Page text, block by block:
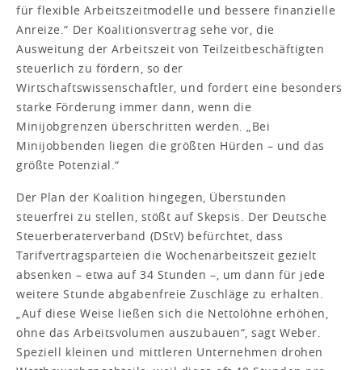
für flexible Arbeitszeitmodelle und bessere finanzielle
Anreize.“ Der Koalitionsvertrag sehe vor, die
Ausweitung der Arbeitszeit von Teilzeitbeschäftigten
steuerlich zu fördern, so der
Wirtschaftswissenschaftler, und fordert eine besonders
starke Förderung immer dann, wenn die
Minijobgrenzen überschritten werden. „Bei
Minijobbenden liegen die größten Hürden – und das
größte Potenzial.“
Der Plan der Koalition hingegen, Überstunden
steuerfrei zu stellen, stößt auf Skepsis. Der Deutsche
Steuerberaterverband (DStV) befürchtet, dass
Tarifvertragsparteien die Wochenarbeitszeit gezielt
absenken – etwa auf 34 Stunden –, um dann für jede
weitere Stunde abgabenfreie Zuschläge zu erhalten.
„Auf diese Weise ließen sich die Nettolöhne erhöhen,
ohne das Arbeitsvolumen auszubauen“, sagt Weber.
Speziell kleinen und mittleren Unternehmen drohen